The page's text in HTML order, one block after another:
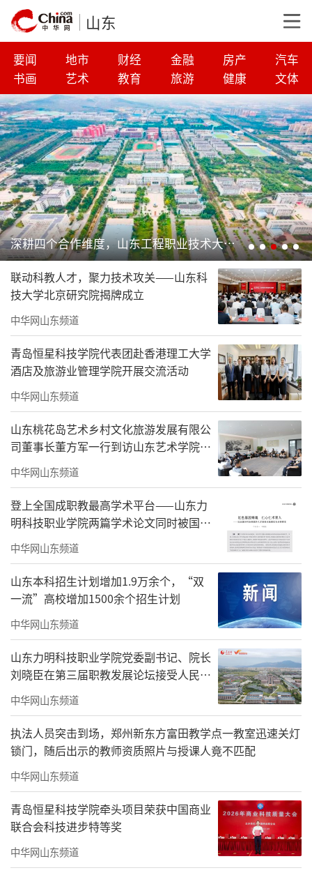
山东
要闻 地市 财经 金融 房产
汽车
书画
艺术 教育 旅游 健康 文体
青岛恒星科技学院与上合控股集团达成战略合作
联动科教人才，聚力技术攻关——山东科
技大学北京研究院揭牌成立
中华网山东频道
青岛恒星科技学院代表团赴香港理工大学
酒店及旅游业管理学院开展交流活动
中华网山东频道
山东桃花岛艺术乡村文化旅游发展有限公
司董事长董方军一行到访山东艺术学院开
展交流活动
中华网山东频道
登上全国成职教最高学术平台——山东力
明科技职业学院两篇学术论文同时被国家
级核心期刊《中国成人教育》重磅刊发
中华网山东频道
山东本科招生计划增加1.9万余个，“双
一流”高校增加1500余个招生计划
中华网山东频道
山东力明科技职业学院党委副书记、院长
刘晓臣在第三届职教发展论坛接受人民网
专访，解读力明特色办学高质量发展路径
中华网山东频道
执法人员突击到场，郑州新东方富田教学点一教室迅速关灯
锁门，随后出示的教师资质照片与授课人竟不匹配
中华网山东频道
青岛恒星科技学院牵头项目荣获中国商业
联合会科技进步特等奖
中华网山东频道